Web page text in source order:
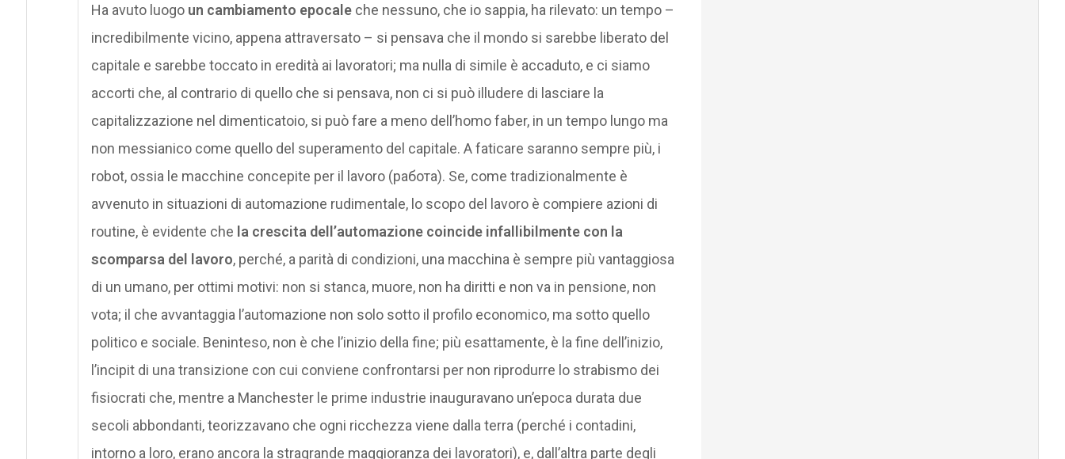
Ha avuto luogo un cambiamento epocaleche nessuno, che io sappia, ha rilevato: un tempo –
incredibilmente vicino, appena attraversato – si pensava che il mondo si sarebbe liberato del
capitale e sarebbe toccato in eredità ai lavoratori; ma nulla di simile è accaduto, e ci siamo
accorti che, al contrario di quello che si pensava, non ci si può illudere di lasciare la
capitalizzazione nel dimenticatoio, si può fare a meno dell’homo faber, in un tempo lungo ma
non messianico come quello del superamento del capitale. A faticare saranno sempre più, i
robot, ossia le macchine concepite per il lavoro (работа). Se, come tradizionalmente è
avvenuto in situazioni di automazione rudimentale, lo scopo del lavoro è compiere azioni di
routine, è evidente che la crescita dell’automazione coincide infallibilmente con la
scomparsa del lavoro, perché, a parità di condizioni, una macchina è sempre più vantaggiosa
di un umano, per ottimi motivi: non si stanca, muore, non ha diritti e non va in pensione, non
vota; il che avvantaggia l’automazione non solo sotto il profilo economico, ma sotto quello
politico e sociale. Beninteso, non è che l’inizio della fine; più esattamente, è la fine dell’inizio,
l’incipit di una transizione con cui conviene confrontarsi per non riprodurre lo strabismo dei
fisiocrati che, mentre a Manchester le prime industrie inauguravano un’epoca durata due
secoli abbondanti, teorizzavano che ogni ricchezza viene dalla terra (perché i contadini,
intorno a loro, erano ancora la stragrande maggioranza dei lavoratori), e, dall’altra parte degli